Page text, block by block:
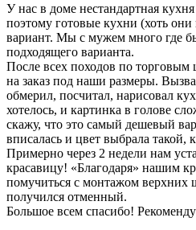
У нас в доме нестандартная
поэтому готовые кухни (хоть
вариант. Мы с мужем много где
подходящего варианта.
После всех походов по
на заказ под наши размеры.
обмерил, посчитал, нарисовал
хотелось, и картинка в голове
скажу, что это самый дешевый
вписалась и цвет выбрала такой,
Примерно через 2 недели нам
красавицу! «Благодаря» нашим
помучиться с монтажом верхних
получился отменный.
Большое всем спасибо!